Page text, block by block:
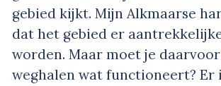
gebied kijkt. Mijn Alkmaarse
dat het gebied er
worden. Maar moet je
weghalen wat functioneert? Er